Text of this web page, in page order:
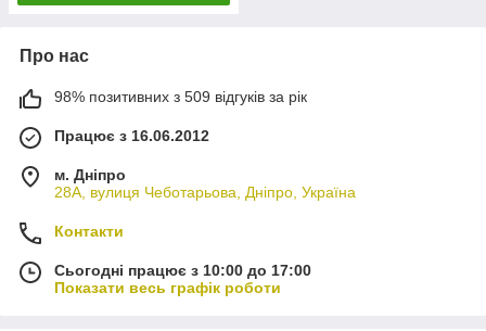
Про нас
98% позитивних з 509 відгуків за рік
Працює з 16.06.2012
м. Дніпро
28А, вулиця Чеботарьова, Дніпро, Україна
Контакти
Сьогодні працює з 10:00 до 17:00
Показати весь графік роботи